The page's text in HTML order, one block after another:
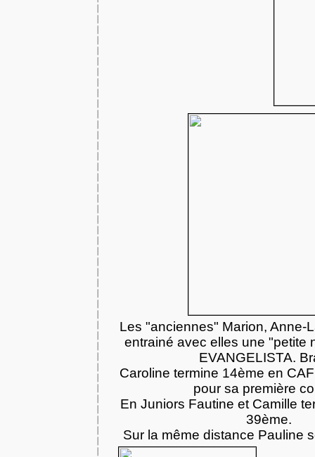
Les "anciennes" Marion, Anne-
entrainé avec elles une "petite
EVANGELISTA.
Caroline termine 14ème en
pour sa première
En Juniors Fautine et Camille
39ème.
Sur la même distance Pauline